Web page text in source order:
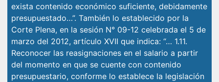
exista contenido económico suficiente, debidamente
presupuestado…”. También lo establecido por la
Corte Plena, en la sesión N° 09-12 celebrada el 5 de
marzo del 2012, artículo XVII que indica: “… 1.11.
Reconocer las reasignaciones en el salario a partir
del momento en que se cuente con contenido
presupuestario, conforme lo establece la legislación